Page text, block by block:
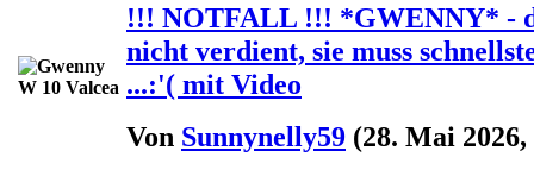
!!! NOTFALL !!! *GWENNY* -
nicht verdient, sie muss
...:'( mit Video
Von Sunnynelly59 (28. Mai 2026,